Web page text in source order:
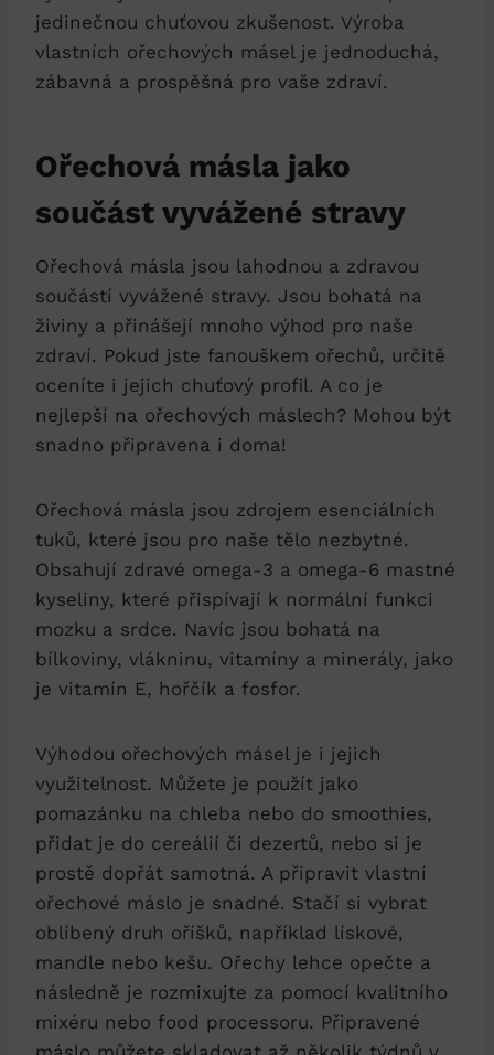
jedinečnou chuťovou zkušenost. Výroba
vlastních ořechových másel je jednoduchá,
zábavná a prospěšná pro vaše zdraví.
Ořechová másla jako
součást vyvážené stravy
Ořechová másla jsou lahodnou a zdravou
součástí vyvážené stravy. Jsou bohatá na
živiny a přinášejí mnoho výhod pro naše
zdraví. Pokud jste fanouškem ořechů, určitě
oceníte i jejich chuťový profil. A co je
nejlepší na ořechových máslech? Mohou být
snadno připravena i doma!
Ořechová másla jsou zdrojem esenciálních
tuků, které jsou pro naše tělo nezbytné.
Obsahují zdravé omega-3 a omega-6 mastné
kyseliny, které přispívají k normální funkci
mozku a srdce. Navíc jsou bohatá na
bílkoviny, vlákninu, vitamíny a minerály, jako
je vitamín E, hořčík a fosfor.
Výhodou ořechových másel je i jejich
využitelnost. Můžete je použít jako
pomazánku na chleba nebo do smoothies,
přidat je do cereálií či dezertů, nebo si je
prostě dopřát samotná. A připravit vlastní
ořechové máslo je snadné. Stačí si vybrat
oblíbený druh oříšků, například lískové,
mandle nebo kešu. Ořechy lehce opečte a
následně je rozmixujte za pomocí kvalitního
mixéru nebo food processoru. Připravené